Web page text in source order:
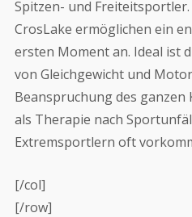
Spitzen- und
CrosLake ermöglichen ein
ersten Moment an. Ideal ist
von Gleichgewicht und
Beanspruchung des ganzen
als Therapie nach
Extremsportlern oft
[/col]
[/row]